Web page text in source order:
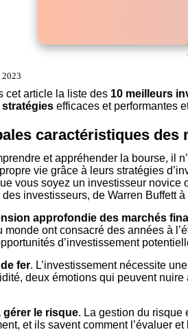
cet article la liste des 10 meilleurs
stratégies efficaces et performantes
caractéristiques
et appréhender la bourse, il
vie grâce à leurs stratégies
vous soyez un investisseur novice
investisseurs, de Warren Buffett
approfondie des marchés
monde ont consacré des années à
d’investissement
fer. L’investissement nécessite
deux émotions qui peuvent
gérer le risque. La gestion du risque
et ils savent comment l’évaluer